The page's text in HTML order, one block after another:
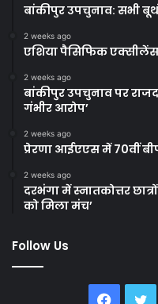
बांकीपुर उपचुनाव: सभी
2 weeks ago
एशिया पैसिफिक एक्सीलेंस
2 weeks ago
बांकीपुर उपचुनाव पर
गंभीर आरोप’
2 weeks ago
प्रेरणा आईएएस में 70वीं
2 weeks ago
दरभंगा में स्नातकोत्तर
को मिला मंच’
Follow Us